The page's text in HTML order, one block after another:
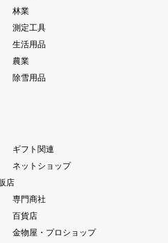
林業
測定工具
生活用品
農業
除雪用品
ギフト関連
ネットショップ
店
専門商社
百貨店
金物屋・プロショップ